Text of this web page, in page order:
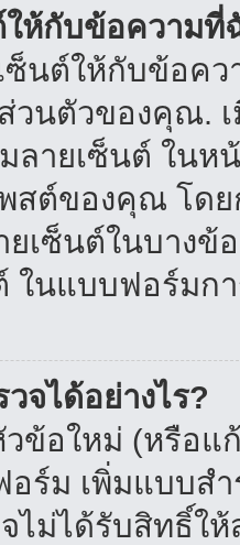
ให้กับข้อความที่
ซ็นต์ให้กับข้อค
วนตัวของคุณ.
ลายเซ็นต์ ใน
สต์ของคุณ โด
ยเซ็นต์ในบางข้
ในแบบฟอร์มก
จได้อย่างไร?
ข้อใหม่ (หรือ
ร์ม เพิ่มแบบส
ไม่ได้รับสิทธิ์ใ